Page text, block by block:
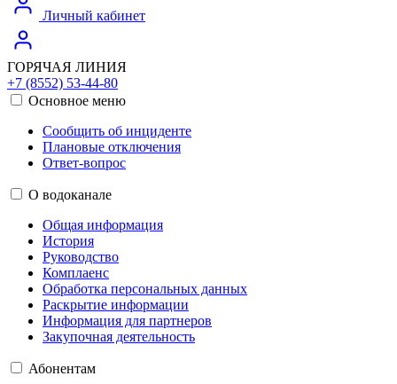
Личный кабинет
ГОРЯЧАЯ ЛИНИЯ
+7 (8552) 53-44-80
Основное меню
Сообщить об инциденте
Плановые отключения
Ответ-вопрос
О водоканале
Общая информация
История
Руководство
Комплаенс
Обработка персональных данных
Раскрытие информации
Информация для партнеров
Закупочная деятельность
Абонентам